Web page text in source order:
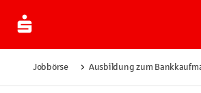
Jobbörse Ausbildung zum